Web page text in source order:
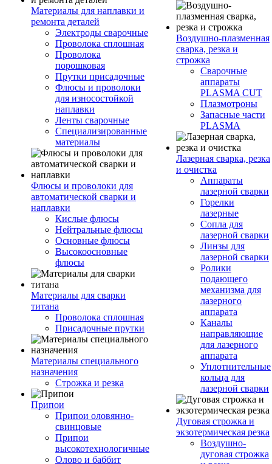
Материалы для наплавки и
ремонта деталей
Электроды сварочные
Проволока сплошная
Проволока
порошковая
Прутки присадочные
Флюсы и проволоки
для износостойкой
наплавки
Ленты сварочные
Специализированные
материалы
Флюсы и проволоки для
автоматической сварки и
наплавки
Кислые флюсы
Нейтральные флюсы
Основные флюсы
Высокоосновные
флюсы
Материалы для сварки
титана
Проволока сплошная
Присадочные прутки
Материалы специального
назначения
Строжка и резка
Припои
Припои оловянно-
свинцовые
Припои
высокотехнологичные
Олово и баббит
Воздушно-плазменная
сварка, резка и
строжка
Сварочные
аппараты
PLASMA CUT
Плазмотроны
Запасные части
PLASMA
Лазерная сварка, резка
и очистка
Аппараты
лазерной сварки
Горелки
лазерные
Сопла для
лазерной сварки
Линзы для
лазерной сварки
Ролики
подающего
механизма для
лазерного
аппарата
Каналы
направляющие
для лазерного
аппарата
Уплотнительные
кольца для
лазерной сварки
Дуговая строжка и
экзотермическая резка
Воздушно-
дуговая строжка